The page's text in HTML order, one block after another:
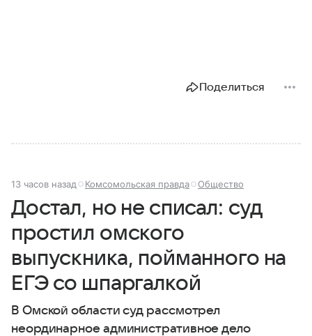
Поделиться
13 часов назад Комсомольская правда Общество
Достал, но не списал: суд
простил омского
выпускника, пойманного на
ЕГЭ со шпаргалкой
В Омской области суд рассмотрел
неординарное административное дело